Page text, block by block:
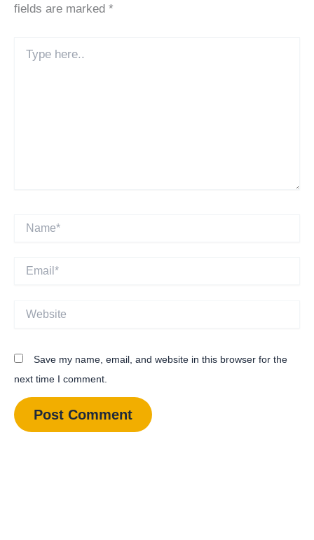
fields are marked *
here..
Email*
Save my name, email, and website in this browser for the
next time I comment.